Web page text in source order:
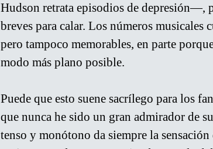
Hudson retrata episodios de depresión—,
breves para calar. Los números musicales
pero tampoco memorables, en parte
modo más plano posible.
Puede que esto suene sacrílego para los
que nunca he sido un gran admirador de
tenso y monótono da siempre la